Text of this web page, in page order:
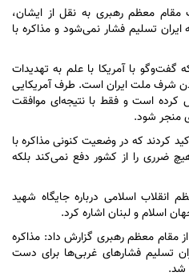
معظم رهبری به نقل از ایشان،
تسلیم فشار نمی‌شود و مذاکره با
گفت‌و‌گو با آمریکا با علم به تهدیدات
شرف ملت ایران است. طرف آمریکایی
است و فقط با نتیجه‌ای موافقت
منجر شود.
کردند که در وضعیت کنونی مذاکره با
ضرری را از کشور دفع نمی‌کند بلکه
انقلاب اسلامی درباره جایگاه شهید
اسلام و لبنان اشاره کرد.
مقام معظم رهبری گزارش داد: مذاکره
تسلیم فشار‌های غربی‌ها برای دست
شد.